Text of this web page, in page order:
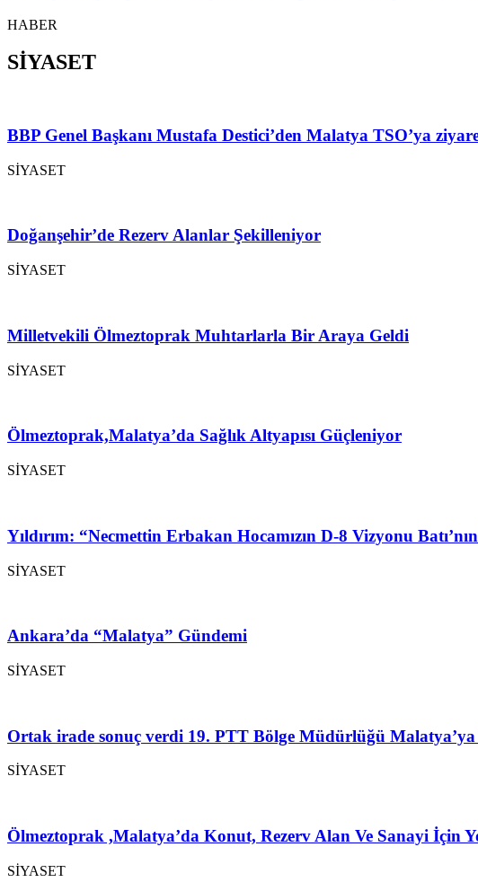
HABER
SİYASET
BBP Genel Başkanı Mustafa Destici’den Malatya TSO’ya
SİYASET
Doğanşehir’de Rezerv Alanlar Şekilleniyor
SİYASET
Milletvekili Ölmeztoprak Muhtarlarla Bir Araya Geldi
SİYASET
Ölmeztoprak,Malatya’da Sağlık Altyapısı Güçleniyor
SİYASET
Yıldırım: “Necmettin Erbakan Hocamızın D-8 Vizyonu
SİYASET
Ankara’da “Malatya” Gündemi
SİYASET
Ortak irade sonuç verdi 19. PTT Bölge Müdürlüğü Malatya’ya
SİYASET
Ölmeztoprak ,Malatya’da Konut, Rezerv Alan Ve Sanayi İçin
SİYASET